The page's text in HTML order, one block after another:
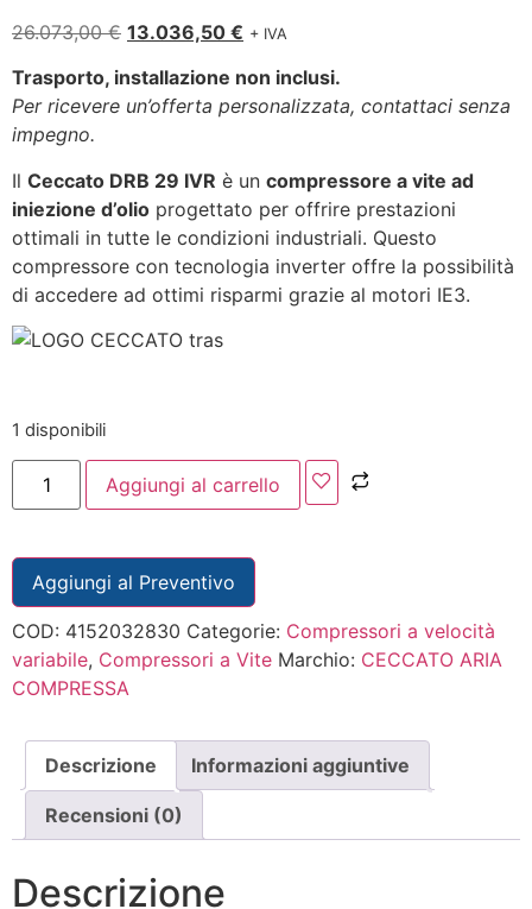
26.073,00€ 13.036,50 € + IVA
Trasporto, installazione non inclusi.
Per ricevere un’offerta personalizzata, contattaci senza
impegno.
Il Ceccato DRB 29 IVR è un compressore a vite ad
iniezione d’olio progettato per offrire prestazioni
ottimali in tutte le condizioni industriali. Questo
compressore con tecnologia inverter offre la possibilità
di accedere ad ottimi risparmi grazie al motori IE3.
1 disponibili
Aggiungi al carrello
Aggiungi al Preventivo
COD: 4152032830 Categorie: Compressori a velocità
variabile, Compressori a Vite Marchio: CECCATO ARIA
COMPRESSA
Descrizione Informazioni aggiuntive
Recensioni (0)
Descrizione